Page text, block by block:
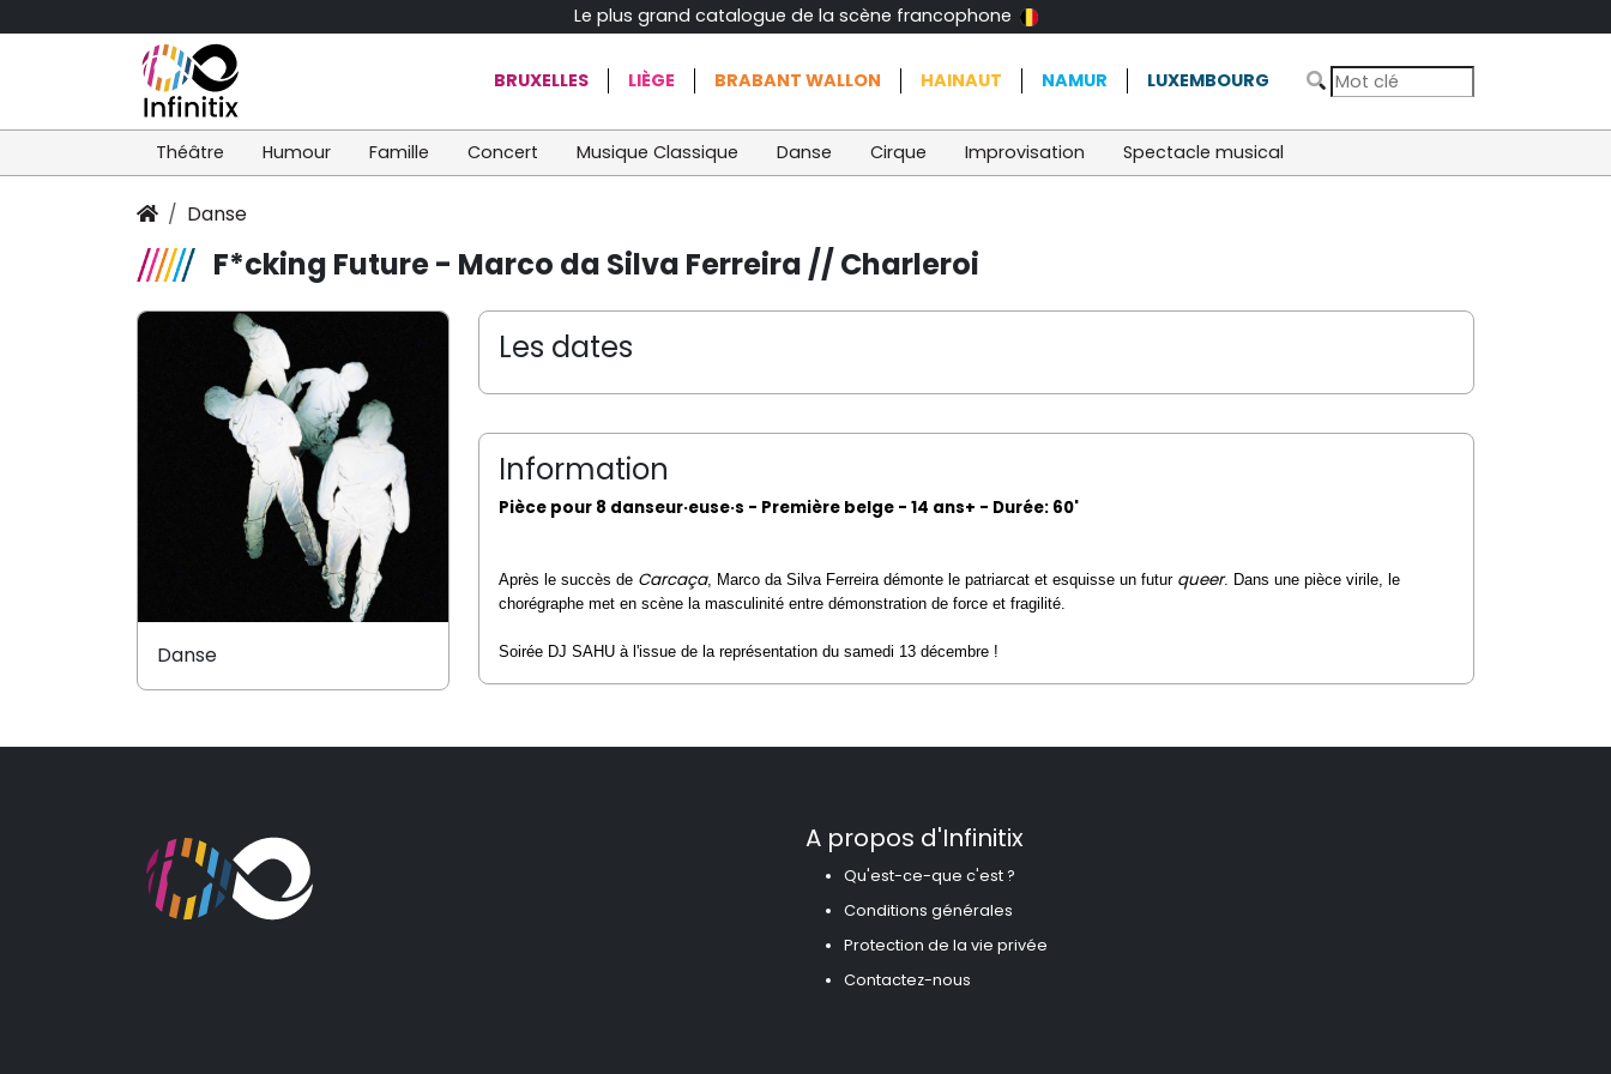
Le plus grand catalogue de la scène francophone
BRUXELLES LIÈGE BRABANT WALLON HAINAUT NAMUR LUXEMBOURG
Théâtre Humour Famille Concert Musique Classique Danse Cirque Improvisation Spectacle musical
Danse
F*cking Future - Marco da Silva Ferreira // Charleroi
Les dates
Information
Pièce pour 8 danseur·euse·s - Première belge - 14 ans+ - Durée: 60'
Après le succès de Carcaça, Marco da Silva Ferreira démonte le patriarcat et esquisse un futur queer. Dans une pièce virile, le
chorégraphe met en scène la masculinité entre démonstration de force et fragilité.
Soirée DJ SAHU à l'issue de la représentation du samedi 13 décembre !
Danse
A propos d'Infinitix
Qu'est-ce-que c'est ?
Conditions générales
Protection de la vie privée
Contactez-nous